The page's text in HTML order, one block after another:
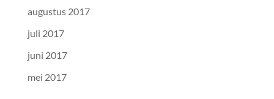
augustus 2017
juli 2017
juni 2017
mei 2017